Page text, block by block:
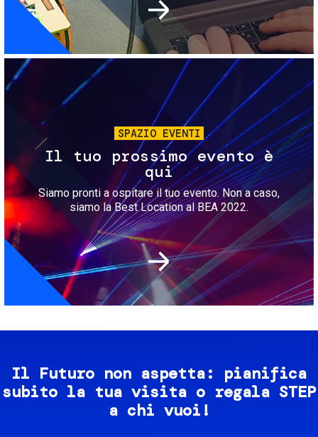
Immagine
SPAZIO EVENTI
Il tuo prossimo evento è
qui
Siamo pronti a ospitare il tuo evento. Non a caso,
siamo la Best Location al BEA 2022.
Il Futuro non aspetta: pianifica
subito la tua visita o regala STEP
a chi vuoi!